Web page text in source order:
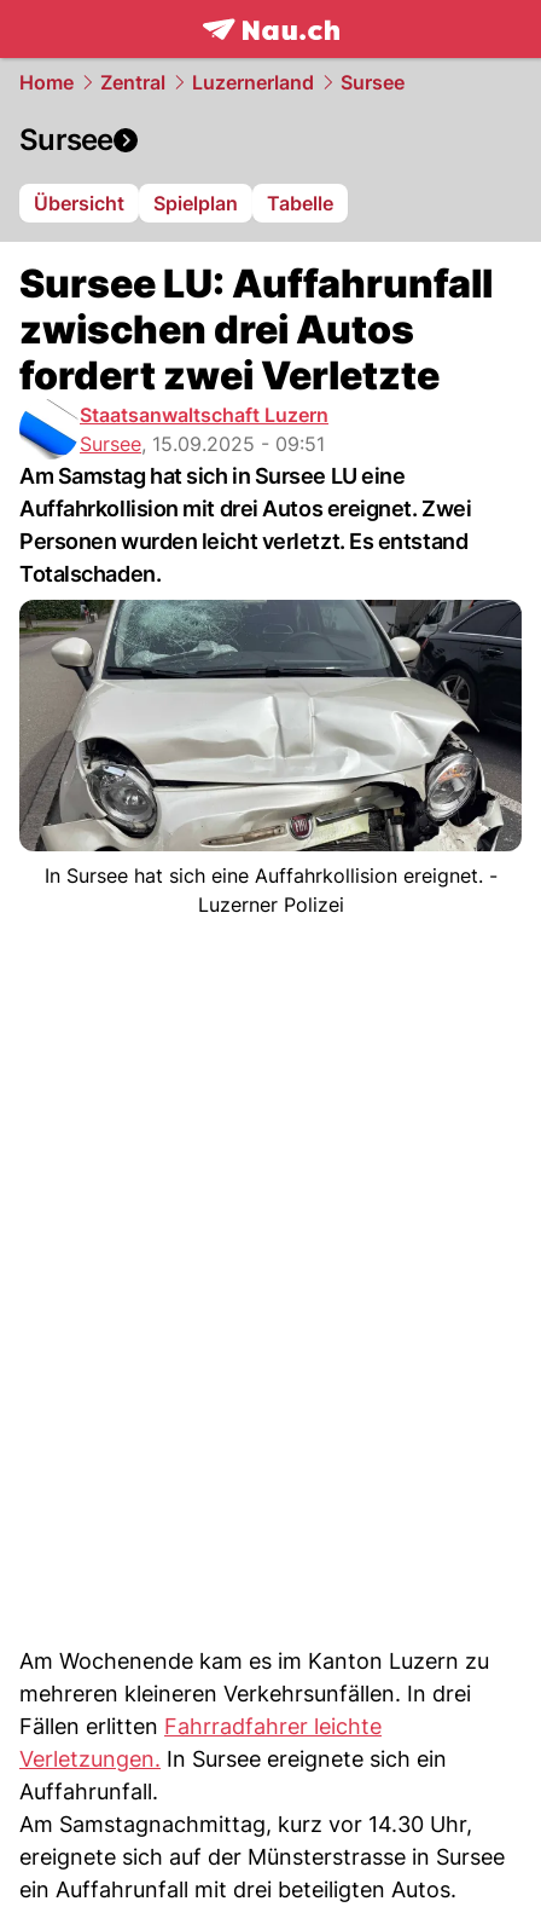
frontpage.NAU.ch
Home Zentral Luzernerland Sursee
Sursee
Übersicht Spielplan Tabelle
Sursee LU: Auffahrunfall
zwischen drei Autos
fordert zwei Verletzte
Staatsanwaltschaft Luzern
Sursee, 15.09.2025 - 09:51
Am Samstag hat sich in Sursee LU eine
Auffahrkollision mit drei Autos ereignet. Zwei
Personen wurden leicht verletzt. Es entstand
Totalschaden.
In Sursee hat sich eine Auffahrkollision ereignet. -
Luzerner Polizei
Am Wochenende kam es im Kanton Luzern zu
mehreren kleineren Verkehrsunfällen. In drei
Fällen erlitten Fahrradfahrer leichte
Verletzungen. In Sursee ereignete sich ein
Auffahrunfall.
Am Samstagnachmittag, kurz vor 14.30 Uhr,
ereignete sich auf der Münsterstrasse in Sursee
ein Auffahrunfall mit drei beteiligten Autos.